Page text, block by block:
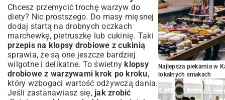
Chcesz przemycić trochę warzyw do
diety? Nic prostszego. Do masy mięsnej
dodaj startą na drobnych oczkach
marchewkę, pietruszkę lub cukinię. Taki
przepis na klopsy drobiowe z cukinią
sprawia, że są one jeszcze bardziej
wilgotne i delikatne. To świetnyklopsy
drobiowe z warzywami krok po kroku,
który wzbogaci wartość odżywczą dania.
Jeśli zastanawiasz się, jak zrobić
Najlepsza piekarnia w
lokalnych smakach